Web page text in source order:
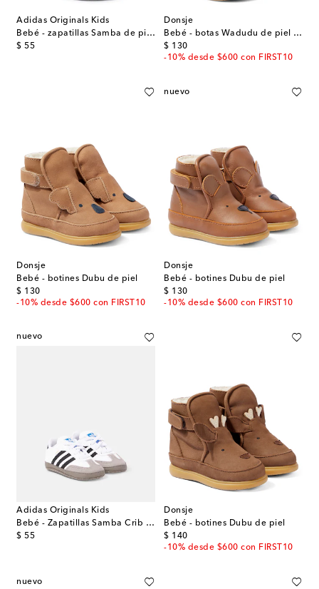
Adidas Originals Kids
Bebé - zapatillas Samba de piel con ante
$ 55
original price
Donsje
Bebé - botas Wadudu de piel con borrego
$ 130
original price
-10% desde $600 con FIRST10
Donsje
Bebé - botines Dubu de piel
$ 130
original price
-10% desde $600 con FIRST10
nuevo
Donsje
Bebé - botines Dubu de piel
$ 130
original price
-10% desde $600 con FIRST10
nuevo
Adidas Originals Kids
Bebé - Zapatillas Samba Crib de piel
$ 55
original price
Donsje
Bebé - botines Dubu de piel
$ 140
original price
-10% desde $600 con FIRST10
nuevo